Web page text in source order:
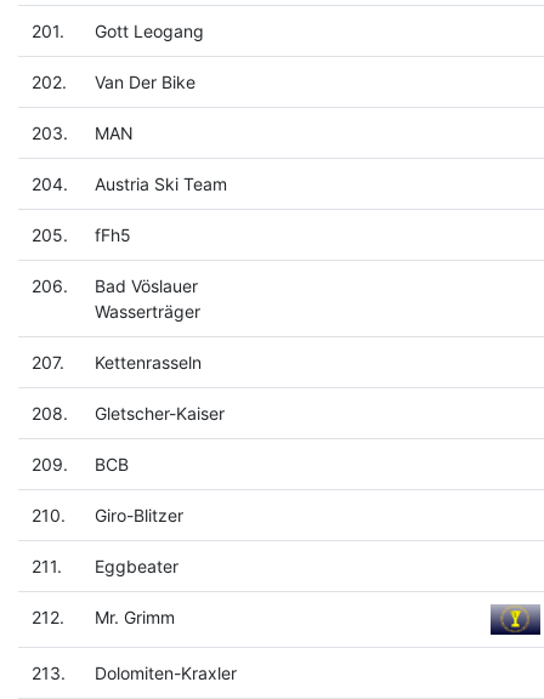
201. Gott Leogang
202. Van Der Bike
203. MAN
204. Austria Ski Team
205. fFh5
206.
Bad Vöslauer
Wasserträger
207. Kettenrasseln
208. Gletscher-Kaiser
209. BCB
210. Giro-Blitzer
211. Eggbeater
212. Mr. Grimm
213. Dolomiten-Kraxler